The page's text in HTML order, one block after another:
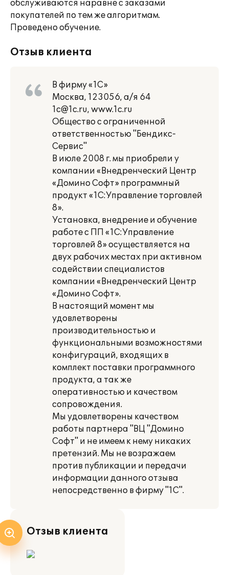
обслуживаются наравне с заказами
покупателей по тем же алгоритмам.
Проведено обучение.
Отзыв клиента
В фирму «1С»
Москва, 123056, а/я 64
1c@1c.ru, www.1c.ru
Общество с ограниченной
ответственностью "Бендикс-
Сервис"
В июле 2008 г. мы приобрели у
компании «Внедренческий Центр
«Домино Софт» программный
продукт «1С:Управление торговлей
8».
Установка, внедрение и обучение
работе с ПП «1С:Управление
торговлей 8» осуществляется на
двух рабочих местах при активном
содействии специалистов
компании «Внедренческий Центр
«Домино Софт».
В настоящий момент мы
удовлетворены
производительностью и
функциональными возможностями
конфигураций, входящих в
комплект поставки программного
продукта, а так же
оперативностью и качеством
сопровождения.
Мы удовлетворены качеством
работы партнера "ВЦ "Домино
Софт" и не имеем к нему никаких
претензий. Мы не возражаем
против публикации и передачи
информации данного отзыва
непосредственно в фирму "1С".
Отзыв клиента